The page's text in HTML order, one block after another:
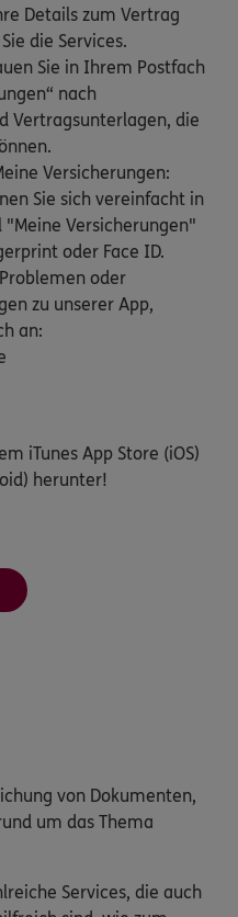
Details zum Vertrag
die Services.
Sie in Ihrem Postfach
nach
Vertragsunterlagen, die
Versicherungen:
Sie sich vereinfacht in
"Meine Versicherungen"
oder Face ID.
oder
zu unserer App,
an:
iTunes App Store (iOS)
herunter!
von Dokumenten,
um das Thema
Services, die auch